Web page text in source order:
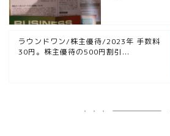
ラウンドワン/株主優待/2023年 手数料
30円。株主優待の500円割引...